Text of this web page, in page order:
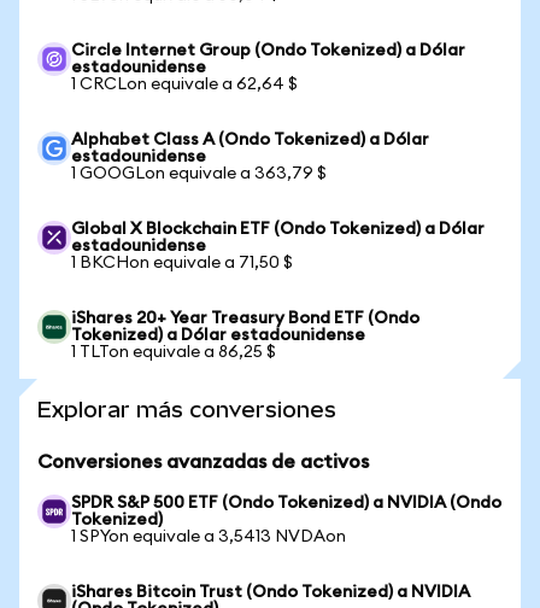
Circle Internet Group (Ondo Tokenized) a Dólar
estadounidense
1 CRCLon equivale a 62,64 $
Alphabet Class A (Ondo Tokenized) a Dólar
estadounidense
1 GOOGLon equivale a 363,79 $
Global X Blockchain ETF (Ondo Tokenized) a Dólar
estadounidense
1 BKCHon equivale a 71,50 $
iShares 20+ Year Treasury Bond ETF (Ondo
Tokenized) a Dólar estadounidense
1 TLTon equivale a 86,25 $
Explorar más conversiones
Conversiones avanzadas de activos
SPDR S&P 500 ETF (Ondo Tokenized) a NVIDIA (Ondo
Tokenized)
1 SPYon equivale a 3,5413 NVDAon
iShares Bitcoin Trust (Ondo Tokenized) a NVIDIA